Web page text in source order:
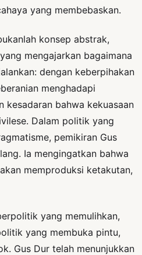
yang membebaskan.
konsep abstrak,
mengajarkan bagaimana
dengan keberpihakan
menghadapi
kesadaran bahwa kekuasaan
Dalam politik yang
pemikiran Gus
Ia mengingatkan bahwa
memproduksi ketakutan,
yang memulihkan,
yang membuka pintu,
Gus Dur telah menunjukkan